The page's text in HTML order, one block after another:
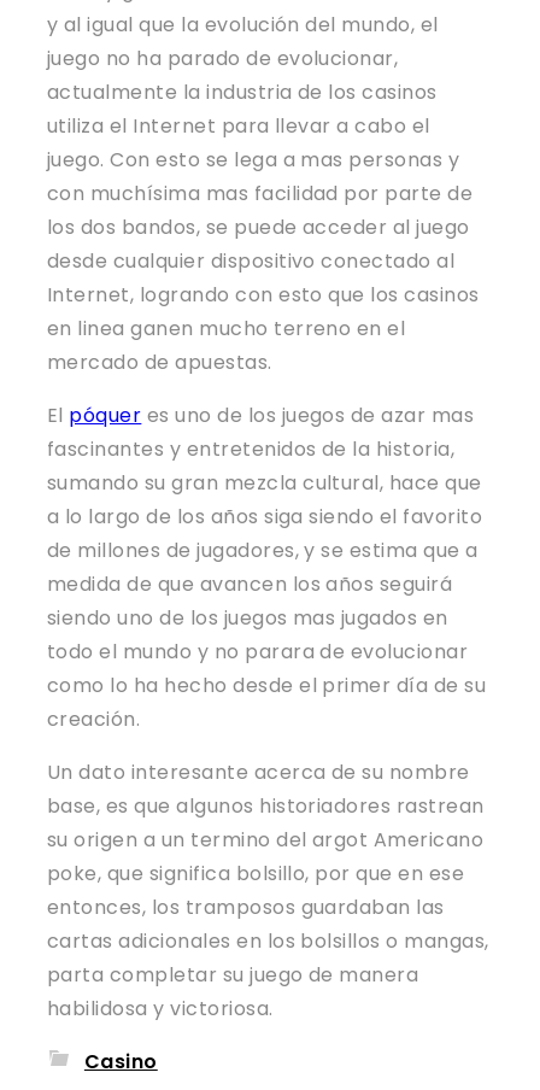
y al igual que la evolución del mundo, el
juego no ha parado de evolucionar,
actualmente la industria de los casinos
utiliza el Internet para llevar a cabo el
juego. Con esto se lega a mas personas y
con muchísima mas facilidad por parte de
los dos bandos, se puede acceder al juego
desde cualquier dispositivo conectado al
Internet, logrando con esto que los casinos
en linea ganen mucho terreno en el
mercado de apuestas.
El póquer es uno de los juegos de azar mas
fascinantes y entretenidos de la historia,
sumando su gran mezcla cultural, hace que
a lo largo de los años siga siendo el favorito
de millones de jugadores, y se estima que a
medida de que avancen los años seguirá
siendo uno de los juegos mas jugados en
todo el mundo y no parara de evolucionar
como lo ha hecho desde el primer día de su
creación.
Un dato interesante acerca de su nombre
base, es que algunos historiadores rastrean
su origen a un termino del argot Americano
poke, que significa bolsillo, por que en ese
entonces, los tramposos guardaban las
cartas adicionales en los bolsillos o mangas,
parta completar su juego de manera
habilidosa y victoriosa.
Casino